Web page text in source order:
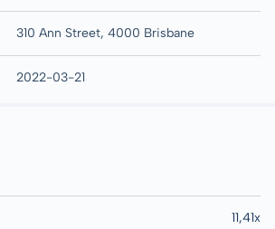
310 Ann Street, 4000 Brisbane
2022-03-21
11,41x